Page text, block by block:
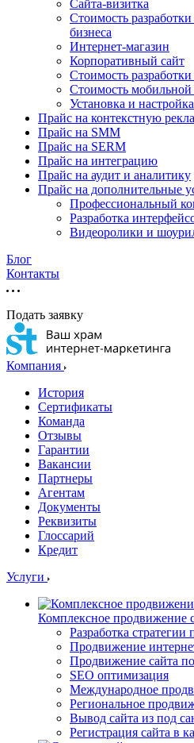
Cайта-визитка
Стоимость
бизнеса
Интернет-магазин
Корпоративный сайт
Стоимость
Стоимость мобильной
Установка и
Прайс на контекстную
Прайс на SMM
Прайс на SERM
Прайс на интеграцию
Прайс на аудит и аналитику
Прайс на дополнительные
Профессиональный
Разработка
Видеоролики и
Блог
Контакты
Подать заявку
Компания
История
Сертификаты
Команда
Отзывы
Гарантии
Вакансии
Партнеры
Агентам
Документы
Реквизиты
Глоссарий
Кредит
Услуги
Комплексное продвижение
Разработка
Продвижение
Продвижение сайта
SEO оптимизация
Международное
Региональное
Вывод сайта из под
Регистрация сайта в